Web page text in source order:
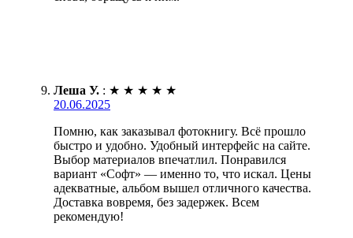
Леша У. : ★ ★ ★ ★ ★
20.06.2025
Помню, как заказывал фотокнигу. Всё прошло
быстро и удобно. Удобный интерфейс на сайте.
Выбор материалов впечатлил. Понравился
вариант «Софт» — именно то, что искал. Цены
адекватные, альбом вышел отличного качества.
Доставка вовремя, без задержек. Всем
рекомендую!